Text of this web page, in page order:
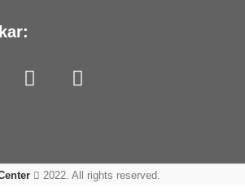
2022. All rights reserved.